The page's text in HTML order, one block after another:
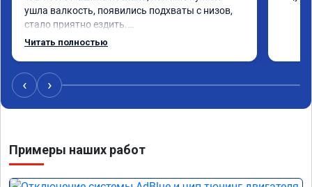
ушла валкость, появились подхваты с низов,
стало приятно ездить.
Одни из лучших трат, в авто! 🔥
Читать полностью
‹ ›
Примеры наших работ